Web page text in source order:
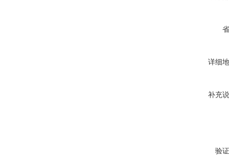
详细
补充
验